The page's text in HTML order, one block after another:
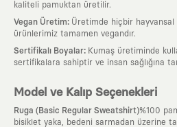
kaliteli pamuktan üretilir.
Vegan Üretim: Üretimde hiçbir hayvansal
ürünlerimiz tamamen vegandır.
Sertifikalı Boyalar: Kumaş üretiminde
sertifikalara sahiptir ve insan sağlığına
Model ve Kalıp Seçenekleri
Ruga (Basic Regular Sweatshirt)%100
bisiklet yaka, bedeni sarmadan üzerine